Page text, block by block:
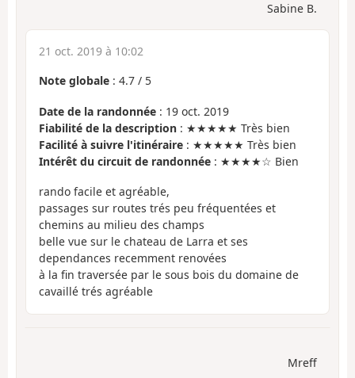
Sabine B.
21 oct. 2019 à 10:02
Note globale : 4.7 / 5
Date de la randonnée : 19 oct. 2019
Fiabilité de la description : ★★★★★ Très bien
Facilité à suivre l'itinéraire : ★★★★★ Très bien
Intérêt du circuit de randonnée : ★★★★☆ Bien
rando facile et agréable,
passages sur routes trés peu fréquentées et
chemins au milieu des champs
belle vue sur le chateau de Larra et ses
dependances recemment renovées
à la fin traversée par le sous bois du domaine de
cavaillé trés agréable
Mreff